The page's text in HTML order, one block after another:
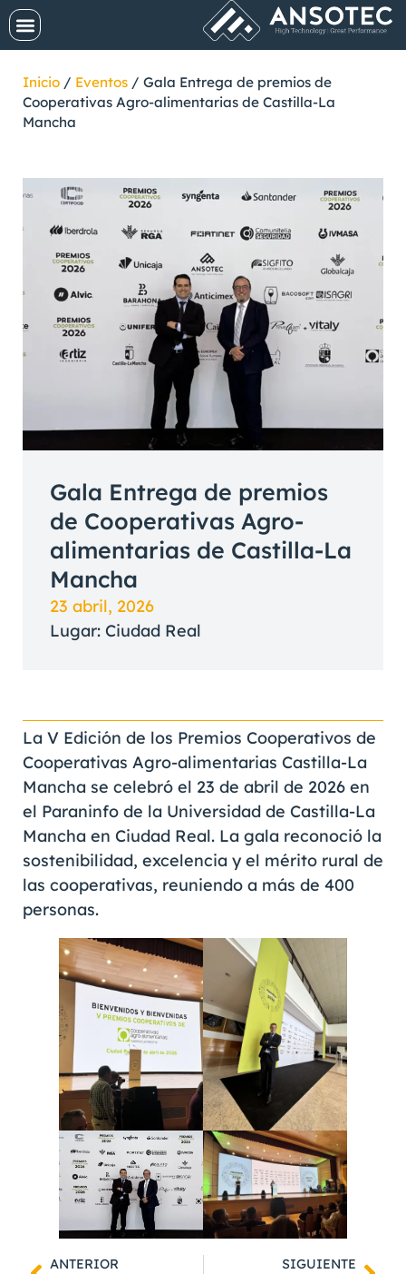
Inicio / Eventos / Gala Entrega de premios de
Cooperativas Agro-alimentarias de Castilla-La
Mancha
Gala Entrega de premios
de Cooperativas Agro-
alimentarias de Castilla-La
Mancha
23 abril, 2026
Lugar: Ciudad Real
La V Edición de los Premios Cooperativos de
Cooperativas Agro-alimentarias Castilla-La
Mancha se celebró el 23 de abril de 2026 en
el Paraninfo de la Universidad de Castilla-La
Mancha en Ciudad Real. La gala reconoció la
sostenibilidad, excelencia y el mérito rural de
las cooperativas, reuniendo a más de 400
personas.
ANTERIOR SIGUIENTE